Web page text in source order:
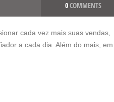
0COMMENTS
cada vez mais suas vendas,
a cada dia. Além do mais, em